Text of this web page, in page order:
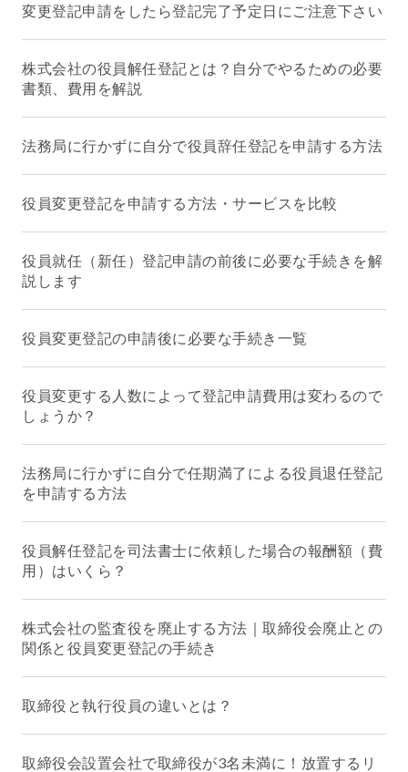
変更登記申請をしたら登記完了予定日にご注意下さい
株式会社の役員解任登記とは？自分でやるための必要
書類、費用を解説
法務局に行かずに自分で役員辞任登記を申請する方法
役員変更登記を申請する方法・サービスを比較
役員就任（新任）登記申請の前後に必要な手続きを解
説します
役員変更登記の申請後に必要な手続き一覧
役員変更する人数によって登記申請費用は変わるので
しょうか？
法務局に行かずに自分で任期満了による役員退任登記
を申請する方法
役員解任登記を司法書士に依頼した場合の報酬額（費
用）はいくら？
株式会社の監査役を廃止する方法｜取締役会廃止との
関係と役員変更登記の手続き
取締役と執行役員の違いとは？
取締役会設置会社で取締役が3名未満に！放置するリ